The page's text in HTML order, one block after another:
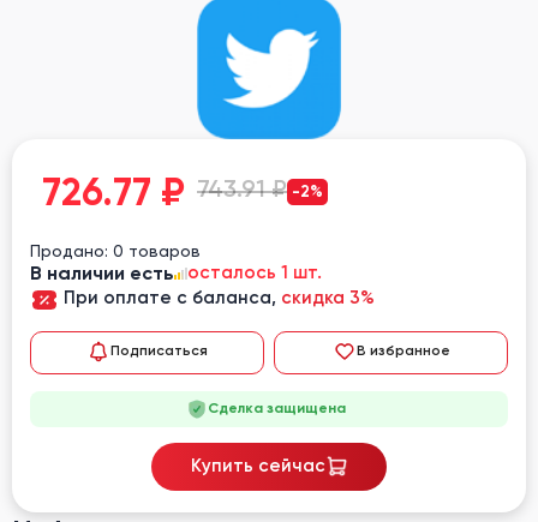
726.77 ₽ 743.91 ₽ -2%
Продано: 0 товаров
В наличии есть
осталось 1 шт.
При оплате с баланса, скидка 3%
Подписаться В избранное
Сделка защищена
Купить сейчас